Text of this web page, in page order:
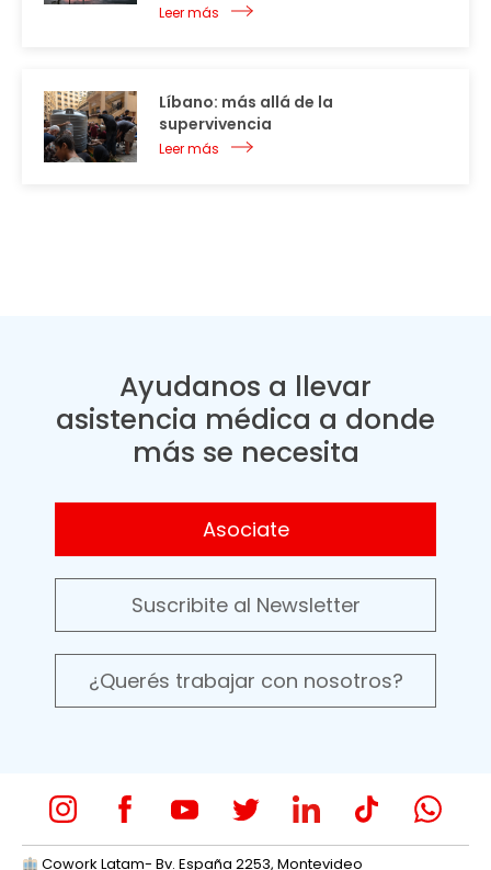
Leer más
Líbano: más allá de la
supervivencia
Leer más
Ayudanos a llevar
asistencia médica a donde
más se necesita
Asociate
Suscribite al Newsletter
¿Querés trabajar con nosotros?
Cowork Latam- Bv. España 2253, Montevideo